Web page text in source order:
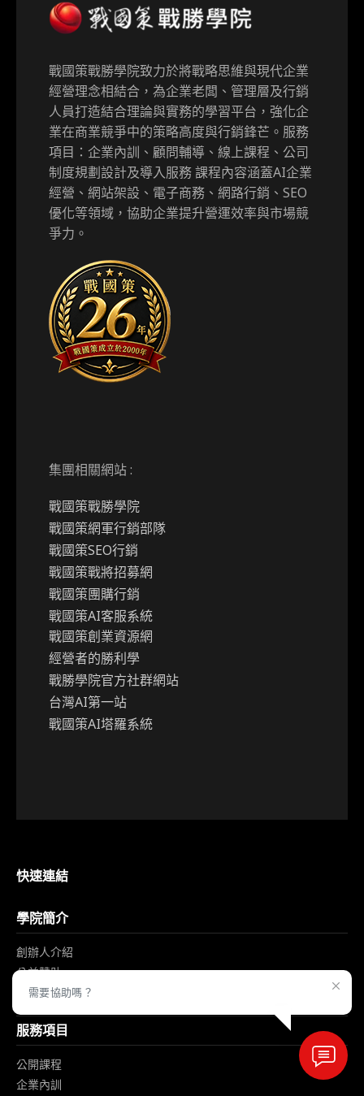
戰國策戰勝學院致力於將戰略思維與現代企業
經營理念相結合，為企業老闆、管理層及行銷
人員打造結合理論與實務的學習平台，強化企
業在商業競爭中的策略高度與行銷鋒芒。服務
項目：企業內訓、顧問輔導、線上課程、公司
制度規劃設計及導入服務 課程內容涵蓋AI企業
經營、網站架設、電子商務、網路行銷、SEO
優化等領域，協助企業提升營運效率與市場競
爭力。
集團相關網站 :
戰國策戰勝學院
戰國策網軍行銷部隊
戰國策SEO行銷
戰國策戰將招募網
戰國策團購行銷
戰國策AI客服系統
戰國策創業資源網
經營者的勝利學
戰勝學院官方社群網站
台灣AI第一站
戰國策AI塔羅系統
快速連結
學院簡介
創辦人介紹
公益贊助
最新消息
服務項目
公開課程
企業內訓
需要協助嗎？